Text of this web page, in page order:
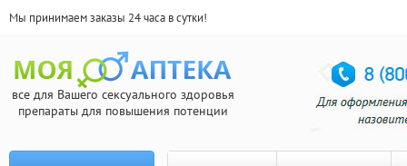
Мы принимаем заказы 24 часа в сутки!
все для Вашего сексуального здоровья
препараты для повышения потенции